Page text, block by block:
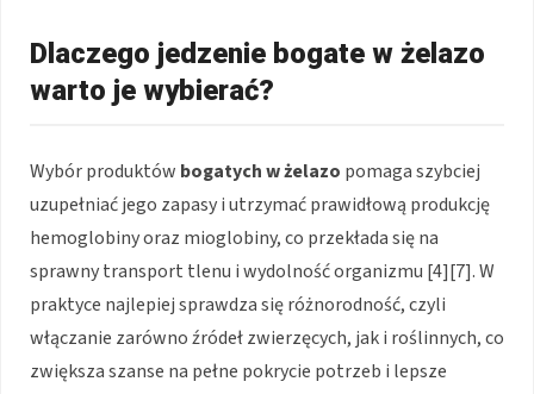
Dlaczego jedzenie bogate w żelazo
warto je wybierać?
Wybór produktów bogatych w żelazo pomaga szybciej
uzupełniać jego zapasy i utrzymać prawidłową produkcję
hemoglobiny oraz mioglobiny, co przekłada się na
sprawny transport tlenu i wydolność organizmu [4][7]. W
praktyce najlepiej sprawdza się różnorodność, czyli
włączanie zarówno źródeł zwierzęcych, jak i roślinnych, co
zwiększa szanse na pełne pokrycie potrzeb i lepsze